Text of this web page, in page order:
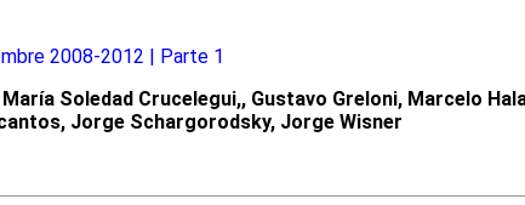
2008-2012 | Parte 1
Soledad Crucelegui,, Gustavo Greloni, Marcelo
Jorge Schargorodsky, Jorge Wisner